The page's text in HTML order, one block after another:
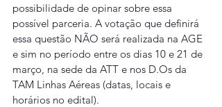
possibilidade de opinar sobre essa
possível parceria. A votação que definirá
essa questão NÃO será realizada na AGE
e sim no período entre os dias 10 e 21 de
março, na sede da ATT e nos D.Os da
TAM Linhas Aéreas (datas, locais e
horários no edital).